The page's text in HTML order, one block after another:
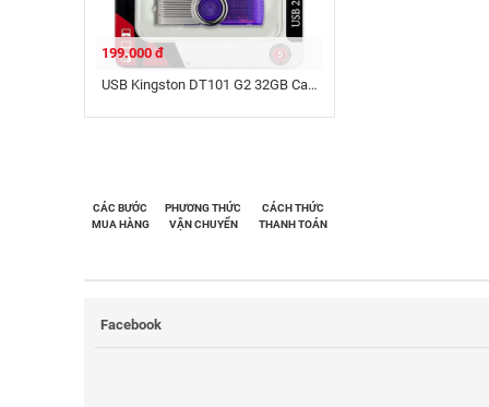
199.000 đ
USB Kingston DT101 G2 32GB Cao Cấp
CÁC BƯỚC
MUA HÀNG
PHƯƠNG THỨC
VẬN CHUYỂN
CÁCH THỨC
THANH TOÁN
Facebook